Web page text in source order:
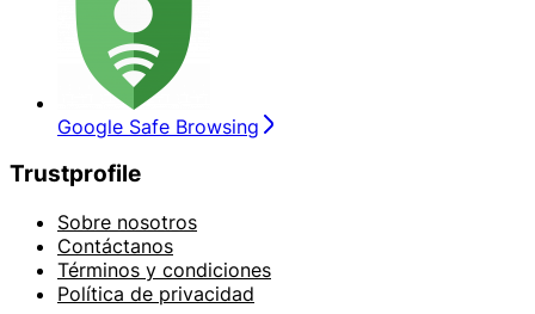
Google Safe Browsing
Trustprofile
Sobre nosotros
Contáctanos
Términos y condiciones
Política de privacidad